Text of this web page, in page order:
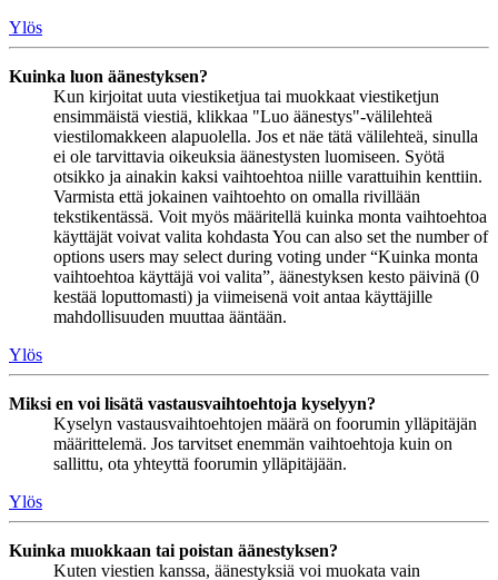
Ylös
Kuinka luon äänestyksen?
Kun kirjoitat uuta viestiketjua tai muokkaat viestiketjun
ensimmäistä viestiä, klikkaa "Luo äänestys"-välilehteä
viestilomakkeen alapuolella. Jos et näe tätä välilehteä, sinulla
ei ole tarvittavia oikeuksia äänestysten luomiseen. Syötä
otsikko ja ainakin kaksi vaihtoehtoa niille varattuihin kenttiin.
Varmista että jokainen vaihtoehto on omalla rivillään
tekstikentässä. Voit myös määritellä kuinka monta vaihtoehtoa
käyttäjät voivat valita kohdasta You can also set the number of
options users may select during voting under “Kuinka monta
vaihtoehtoa käyttäjä voi valita”, äänestyksen kesto päivinä (0
kestää loputtomasti) ja viimeisenä voit antaa käyttäjille
mahdollisuuden muuttaa ääntään.
Ylös
Miksi en voi lisätä vastausvaihtoehtoja kyselyyn?
Kyselyn vastausvaihtoehtojen määrä on foorumin ylläpitäjän
määrittelemä. Jos tarvitset enemmän vaihtoehtoja kuin on
sallittu, ota yhteyttä foorumin ylläpitäjään.
Ylös
Kuinka muokkaan tai poistan äänestyksen?
Kuten viestien kanssa, äänestyksiä voi muokata vain